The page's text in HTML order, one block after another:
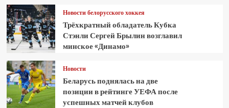
Новости белорусского хоккея
Трёхкратный обладатель Кубка
Стэнли Сергей Брылин возглавил
минское «Динамо»
Новости
Беларусь поднялась на две
позиции в рейтинге УЕФА после
успешных матчей клубов